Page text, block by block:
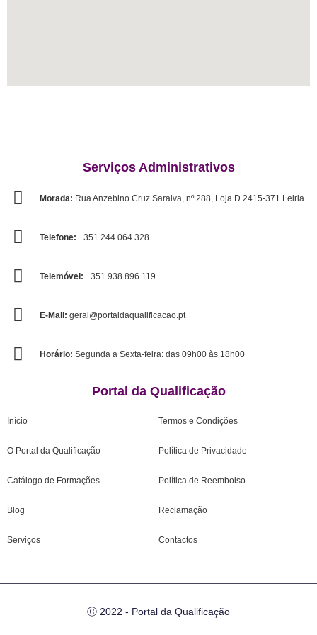
Serviços Administrativos
Morada: Rua Anzebino Cruz Saraiva, nº 288, Loja D 2415-371 Leiria
Telefone: +351 244 064 328
Telemóvel: +351 938 896 119
E-Mail: geral@portaldaqualificacao.pt
Horário: Segunda a Sexta-feira: das 09h00 às 18h00
Portal da Qualificação
Início
O Portal da Qualificação
Catálogo de Formações
Blog
Serviços
Termos e Condições
Política de Privacidade
Política de Reembolso
Reclamação
Contactos
Ⓒ 2022 - Portal da Qualificação